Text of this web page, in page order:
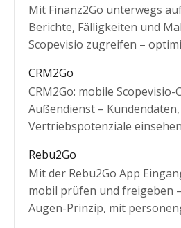
Mit Finanz2Go unterwegs
Berichte, Fälligkeiten und
Scopevisio zugreifen –
CRM2Go
CRM2Go: mobile
Außendienst –
Vertriebspotenziale
Rebu2Go
Mit der Rebu2Go App
mobil prüfen und freigeben
Augen-Prinzip, mit